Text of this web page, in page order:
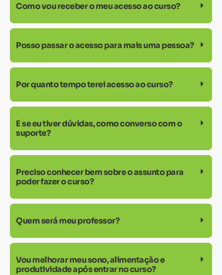
Como vou receber o meu acesso ao curso?
Posso passar o acesso para mais uma pessoa?
Por quanto tempo terei acesso ao curso?
E se eu tiver dúvidas, como converso com o
suporte?
Preciso conhecer bem sobre o assunto para
poder fazer o curso?
Quem será meu professor?
Vou melhorar meu sono, alimentação e
produtividade após entrar no curso?